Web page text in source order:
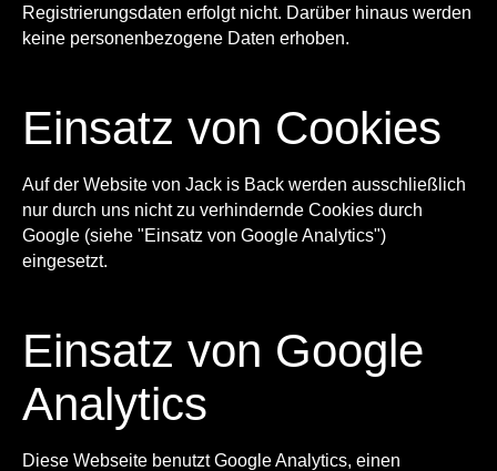
Registrierungsdaten erfolgt nicht. Darüber hinaus werden
keine personenbezogene Daten erhoben.
Einsatz von Cookies
Auf der Website von Jack is Back werden ausschließlich
nur durch uns nicht zu verhindernde Cookies durch
Google (siehe "Einsatz von Google Analytics")
eingesetzt.
Einsatz von Google
Analytics
Diese Webseite benutzt Google Analytics, einen